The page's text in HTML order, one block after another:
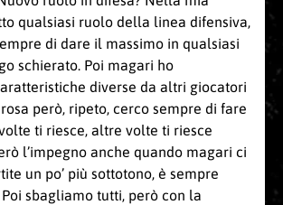
qualsiasi ruolo della linea difensiva,
di dare il massimo in qualsiasi
schierato. Poi magari ho
diverse da altri giocatori
però, ripeto, cerco sempre di fare
ti riesce, altre volte ti riesce
l’impegno anche quando magari ci
un po’ più sottotono, è sempre
sbagliamo tutti, però con la